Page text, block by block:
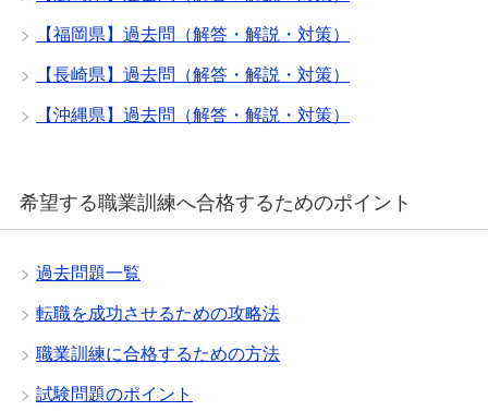
【福岡県】過去問（解答・解説・対策）
【長崎県】過去問（解答・解説・対策）
【沖縄県】過去問（解答・解説・対策）
希望する職業訓練へ合格するためのポイント
過去問題一覧
転職を成功させるための攻略法
職業訓練に合格するための方法
試験問題のポイント